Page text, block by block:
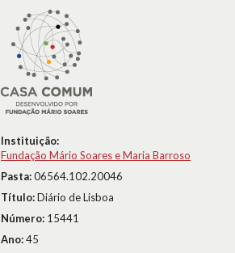
Instituição:
Fundação Mário Soares e Maria Barroso
Pasta:06564.102.20046
Título:Diário de Lisboa
Número: 15441
Ano:45